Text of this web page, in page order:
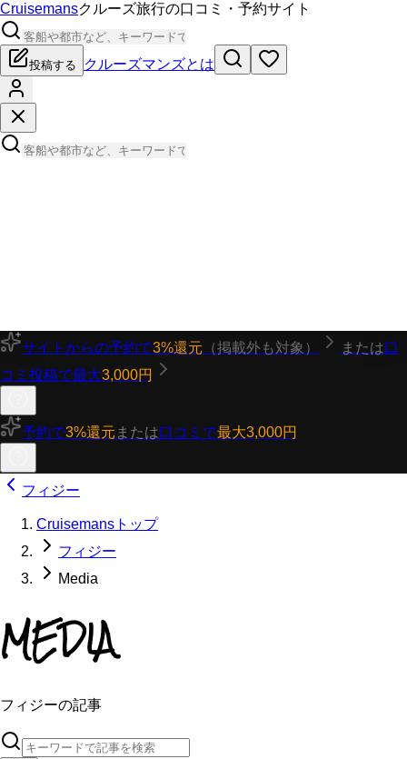
Cruisemansクルーズ旅行の口コミ・予約サイト
投稿する クルーズマンズとは
サイトからの予約で3%還元 （掲載外も対象） または口
コミ投稿で最大3,000円
予約で3%還元 または口コミで最大3,000円
フィジー
Cruisemansトップ
フィジー
Media
MEDIA
フィジーの記事